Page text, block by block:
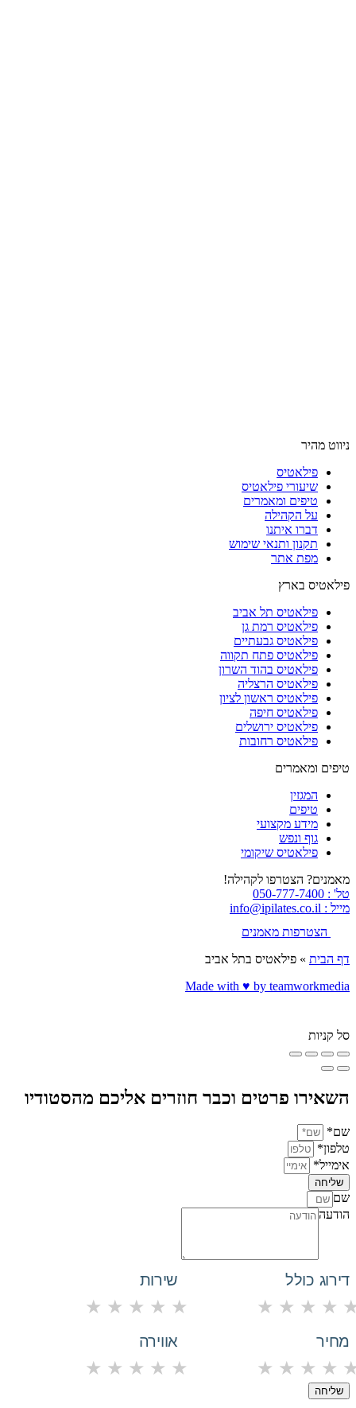
ניווט מהיר
פילאטיס
שיעורי פילאטיס
טיפים ומאמרים
על הקהילה
דברו איתנו
תקנון ותנאי שימוש
מפת אתר
פילאטיס בארץ
פילאטיס תל אביב
פילאטיס רמת גן
פילאטיס גבעתיים
פילאטיס פתח תקווה
פילאטיס בהוד השרון
פילאטיס הרצליה
פילאטיס ראשון לציון
פילאטיס חיפה
פילאטיס ירושלים
פילאטיס רחובות
טיפים ומאמרים
המגזין
טיפים
מידע מקצועי
גוף ונפש
פילאטיס שיקומי
מאמנים? הצטרפו לקהילה!
טל' : 050-777-7400
מייל : info@ipilates.co.il
הצטרפות מאמנים
דף הבית » פילאטיס בתל אביב
Made with ♥️ by teamworkmedia
סל קניות
השאירו פרטים וכבר חוזרים אליכם מהסטודיו
שם*
טלפון*
אימייל*
שליחה
שם
הודעה
דירוג כולל
★ ★ ★ ★
שירות
★ ★ ★ ★ ★
מחיר
★ ★ ★ ★
אווירה
★ ★ ★ ★ ★
שליחה